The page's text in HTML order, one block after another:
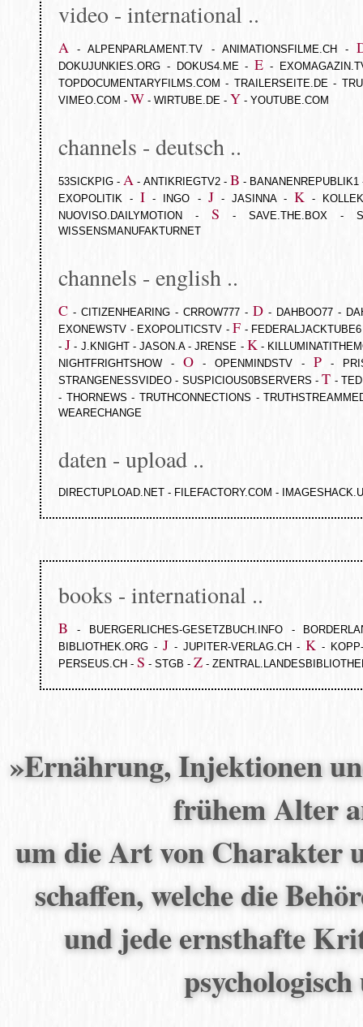
video - international ..
A -ALPENPARLAMENT.TV - ANIMATIONSFILME.CH -
DOKUJUNKIES.ORG - DOKUS4.ME-E -
TOPDOCUMENTARYFILMS.COM - TRAILERSEITE.DE-
VIMEO.COM - W - WIRTUBE.DE - Y - YOUTUBE.COM
channels - deutsch ..
53SICKPIG -A - ANTIKRIEGTV2- B - BANANENREPUBLIK1
EXOPOLITIK -I - INGO - J - JASINNA-K -
NUOVISO.DAILYMOTION - S - SAVE.THE.BOX-
WISSENSMANUFAKTURNET
channels - english ..
C - CITIZENHEARING - CRROW777 - D - DAHBOO77 -
EXONEWSTV - EXOPOLITICSTV - F - FEDERALJACKTUBE6
-J - J.KNIGHT-JASON.A-JRENSE - K-
NIGHTFRIGHTSHOW - O - OPENMINDSTV - P -
STRANGENESSVIDEO - SUSPICIOUS0BSERVERS -T -TED
- THORNEWS -TRUTHCONNECTIONS -
WEARECHANGE
daten - upload ..
DIRECTUPLOAD.NET - FILEFACTORY.COM -
books - international ..
B - BUERGERLICHES-GESETZBUCH.INFO-
BIBLIOTHEK.ORG - J - JUPITER-VERLAG.CH -K -
PERSEUS.CH - S - STGB - Z -
»Ernährung, Injektionen
frühem Alter
um die Art von Charakter
schaffen, welche die
und jede ernsthafte